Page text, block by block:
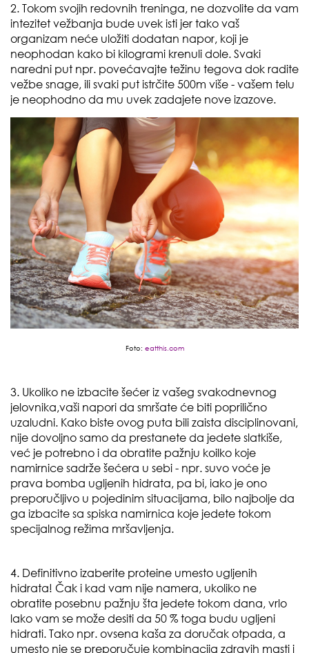
2. Tokom svojih redovnih treninga, ne dozvolite da vam
intezitet vežbanja bude uvek isti jer tako vaš
organizam neće uložiti dodatan napor, koji je
neophodan kako bi kilogrami krenuli dole. Svaki
naredni put npr. povećavajte težinu tegova dok radite
vežbe snage, ili svaki put istrčite 500m više - vašem telu
je neophodno da mu uvek zadajete nove izazove.
Foto: eatthis.com
3. Ukoliko ne izbacite šećer iz vašeg svakodnevnog
jelovnika,vaši napori da smršate će biti poprilično
uzaludni. Kako biste ovog puta bili zaista disciplinovani,
nije dovoljno samo da prestanete da jedete slatkiše,
već je potrebno i da obratite pažnju koilko koje
namirnice sadrže šećera u sebi - npr. suvo voće je
prava bomba ugljenih hidrata, pa bi, iako je ono
preporučljivo u pojedinim situacijama, bilo najbolje da
ga izbacite sa spiska namirnica koje jedete tokom
specijalnog režima mršavljenja.
4. Definitivno izaberite proteine umesto ugljenih
hidrata! Čak i kad vam nije namera, ukoliko ne
obratite posebnu pažnju šta jedete tokom dana, vrlo
lako vam se može desiti da 50 % toga budu ugljeni
hidrati. Tako npr. ovsena kaša za doručak otpada, a
umesto nje se preporučuje kombinacija zdravih masti i